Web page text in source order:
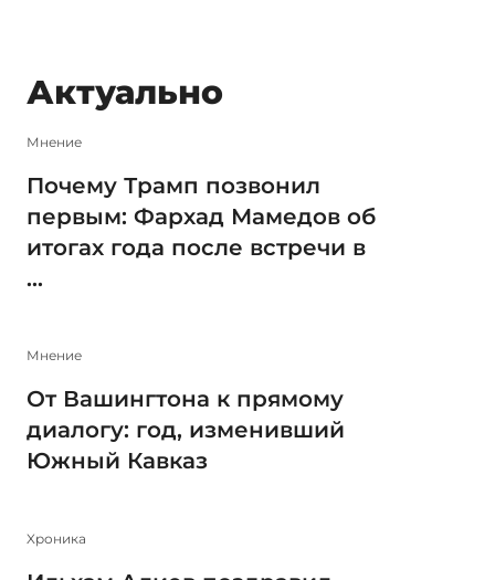
Актуально
Мнение
Почему Трамп позвонил
первым: Фархад Мамедов об
итогах года после встречи в
...
Мнение
От Вашингтона к прямому
диалогу: год, изменивший
Южный Кавказ
Xроника